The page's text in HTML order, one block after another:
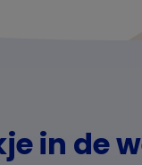
in de